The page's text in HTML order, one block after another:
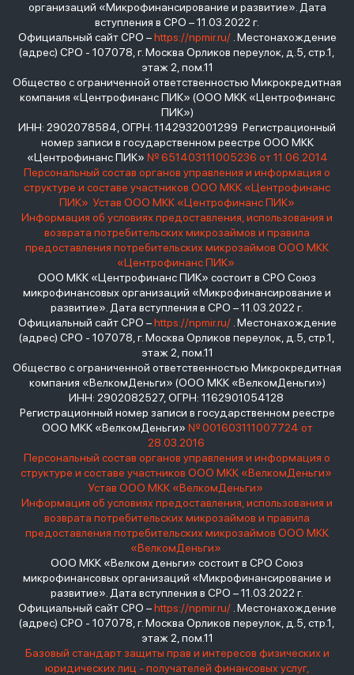
организаций «Микрофинансирование и развитие». Дата
вступления в СРО – 11.03.2022 г.
Официальный сайт СРО –https://npmir.ru/. Местонахождение
(адрес) СРО - 107078, г. Москва Орликов переулок, д.5, стр.1,
этаж 2, пом.11
Общество с ограниченной ответственностью Микрокредитная
компания «Центрофинанс ПИК» (ООО МКК «Центрофинанс
ПИК»)
ИНН: 2902078584, ОГРН: 1142932001299 Регистрационный
номер записи в государственном реестре ООО МКК
«Центрофинанс ПИК» № 651403111005236 от 11.06.2014
Персональный состав органов управления и информация о
структуре и составе участников ООО МКК «Центрофинанс
ПИК» Устав ООО МКК «Центрофинанс ПИК»
Информация об условиях предоставления, использования и
возврата потребительских микрозаймов и правила
предоставления потребительских микрозаймов ООО МКК
«Центрофинанс ПИК»
ООО МКК «Центрофинанс ПИК» состоит в СРО Союз
микрофинансовых организаций «Микрофинансирование и
развитие». Дата вступления в СРО – 11.03.2022 г.
Официальный сайт СРО –https://npmir.ru/. Местонахождение
(адрес) СРО - 107078, г. Москва Орликов переулок, д.5, стр.1,
этаж 2, пом.11
Общество с ограниченной ответственностью Микрокредитная
компания «ВелкомДеньги» (ООО МКК «ВелкомДеньги»)
ИНН: 2902082527, ОГРН: 1162901054128
Регистрационный номер записи в государственном реестре
ООО МКК «ВелкомДеньги» № 001603111007724 от
28.03.2016
Персональный состав органов управления и информация о
структуре и составе участников ООО МКК «ВелкомДеньги»
Устав ООО МКК «ВелкомДеньги»
Информация об условиях предоставления, использования и
возврата потребительских микрозаймов и правила
предоставления потребительских микрозаймов ООО МКК
«ВелкомДеньги»
ООО МКК «Велком деньги» состоит в СРО Союз
микрофинансовых организаций «Микрофинансирование и
развитие». Дата вступления в СРО – 11.03.2022 г.
Официальный сайт СРО –https://npmir.ru/. Местонахождение
(адрес) СРО - 107078, г. Москва Орликов переулок, д.5, стр.1,
этаж 2, пом.11
Базовый стандарт защиты прав и интересов физических и
юридических лиц - получателей финансовых услуг,